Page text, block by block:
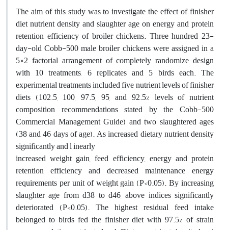
The aim of this study was to investigate the effect of finisher
diet nutrient density and slaughter age on energy and protein
retention efficiency of broiler chickens. Three hundred 23-
day-old Cobb-500 male broiler chickens were assigned in a
5×2 factorial arrangement of completely randomize design
with 10 treatments, 6 replicates and 5 birds each. The
experimental treatments included five nutrient levels of finisher
diets (102.5, 100, 97.5, 95, and 92.5% levels of nutrient
composition recommendations stated by the Cobb-500
Commercial Management Guide) and two slaughtered ages
(38 and 46 days of age). As increased dietary nutrient density
significantly and l inearly
increased weight gain, feed efficiency, energy and protein
retention efficiency and decreased maintenance energy
requirements per unit of weight gain (P<0.05). By increasing
slaughter age from d38 to d46, above indices significantly
deteriorated (P<0.05). The highest residual feed intake
belonged to birds fed the finisher diet with 97.5% of strain